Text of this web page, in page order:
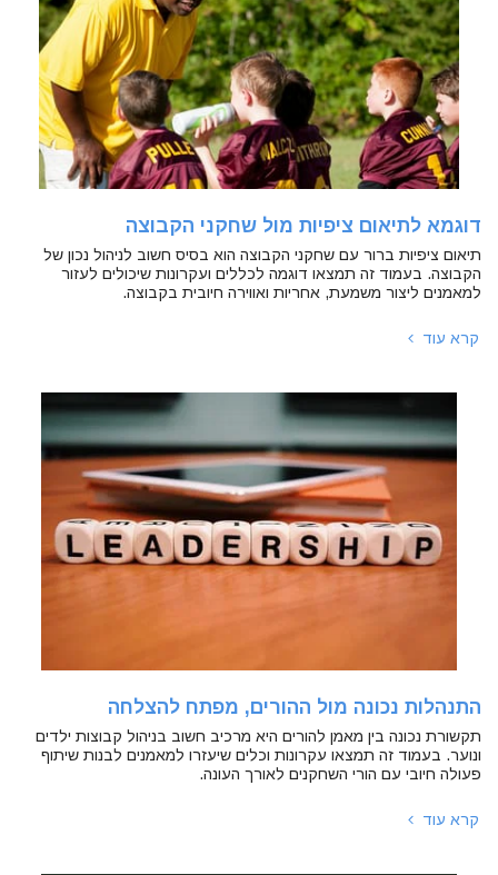
דוגמא לתיאום ציפיות מול שחקני הקבוצה
תיאום ציפיות ברור עם שחקני הקבוצה הוא בסיס חשוב לניהול נכון של
הקבוצה. בעמוד זה תמצאו דוגמה לכללים ועקרונות שיכולים לעזור
למאמנים ליצור משמעת, אחריות ואווירה חיובית בקבוצה.
קרא עוד
התנהלות נכונה מול ההורים, מפתח להצלחה
תקשורת נכונה בין מאמן להורים היא מרכיב חשוב בניהול קבוצות ילדים
ונוער. בעמוד זה תמצאו עקרונות וכלים שיעזרו למאמנים לבנות שיתוף
פעולה חיובי עם הורי השחקנים לאורך העונה.
קרא עוד